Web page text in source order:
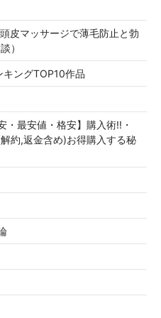
皮マッサージで薄毛防止と勃
）
キングTOP10作品
・最安値・格安】購入術!!・
約,返金含め)お得購入する秘